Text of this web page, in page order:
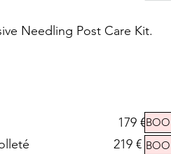
Needling Post Care Kit.
Next
Hals 179 €
Dekolleté 219 €